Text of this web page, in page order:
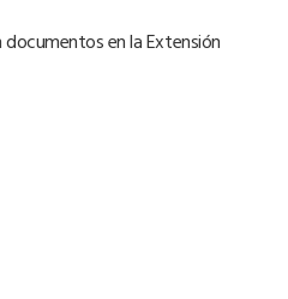
en la Extensión